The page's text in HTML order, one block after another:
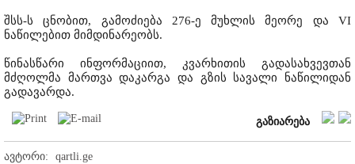
შსს-ს ცნობით, გამოძიება 276-ე მუხლის მეორე და VI
ნაწილებით მიმდინარეობს.
წინასწარი ინფორმაციით, კვარხითის გადასახვევთან
მძღოლმა მართვა დაკარგა და გზის სავალი ნაწილიდან
გადავარდა.
გაზიარება
ავტორი:
qartli.ge